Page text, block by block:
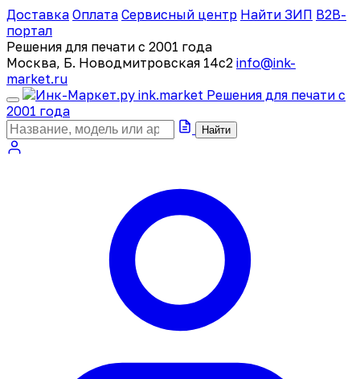
Доставка Оплата Сервисный центр Найти ЗИП B2B-
портал
Решения для печати с 2001 года
Москва, Б. Новодмитровская 14с2 info@ink-
market.ru
ink.market Решения для печати с
2001 года
Найти